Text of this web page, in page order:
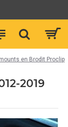
en Brodit Proclip
2019